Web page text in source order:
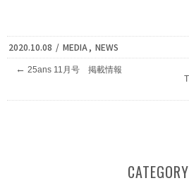
2020.10.08 / MEDIA, NEWS
← 25ans 11月号 掲載情報
CATEGORY